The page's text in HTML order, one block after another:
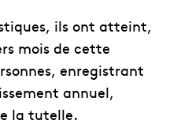
ils ont atteint,
mois de cette
enregistrant
annuel,
la tutelle.